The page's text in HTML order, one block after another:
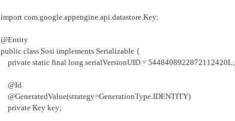
import com.google.appengine.api.datastore.Key;
@Entity
public class Sosi implements Serializable {
private static final long serialVersionUID = 5448408922872112420L;
@Id
@GeneratedValue(strategy=GenerationType.IDENTITY)
private Key key;